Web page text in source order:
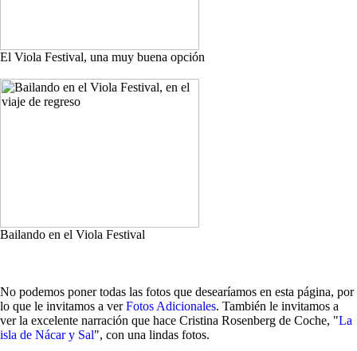
El Viola Festival, una muy buena opción
Bailando en el Viola Festival
No podemos poner todas las fotos que desearíamos en esta página, por
lo que le invitamos a verFotos Adicionales. También le invitamos a
ver la excelente narración que hace Cristina Rosenberg de Coche, "La
isla de Nácar y Sal", con una lindas fotos.